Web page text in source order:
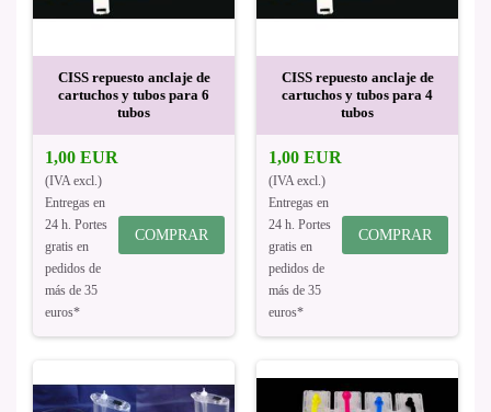
CISS repuesto anclaje de
cartuchos y tubos para 6
tubos
1,00 EUR
(IVA excl.)
Entregas en
24 h. Portes
gratis en
pedidos de
más de 35
euros*
COMPRAR
CISS repuesto anclaje de
cartuchos y tubos para 4
tubos
1,00 EUR
(IVA excl.)
Entregas en
24 h. Portes
gratis en
pedidos de
más de 35
euros*
COMPRAR